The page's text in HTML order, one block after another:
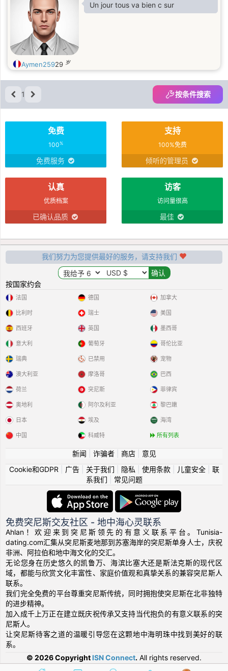
Un jour tous va bien c sur
Aymen25929 岁
1 按条件搜索
免费
100%
免费服务
支持
100%免费
倾听的管理员
认真
优质档案
已确认品质
访客
访问量很高
最佳
我们努力为您提供最好的服务，请支持我们
按国家约会
法国
比利时
西班牙
意大利
瑞典
德国
瑞士
英国
葡萄牙
已禁用
加拿大
美国
墨西哥
哥伦比亚
宠物
澳大利亚
荷兰
奥地利
日本
中国
摩洛哥
突尼斯
阿尔及利亚
埃及
科威特
巴西
菲律宾
黎巴嫩
海湾
所有列表
新闻 诈骗者| 商店| 意见
Cookie和GDPR
广告| 关于我们 隐私 使用条款| 儿童安全| 联
系我们
常见问题
免费突尼斯交友社区 - 地中海心灵联系
Ahlan！欢迎来到突尼斯领先的有意义联系平台。Tunisia-
dating.com汇集从突尼斯麦地那到苏塞海岸的突尼斯单身人士，庆祝
非洲、阿拉伯和地中海文化的交汇。
无论您身在历史悠久的凯鲁万、海滨比塞大还是斯法克斯的现代区
域，都能与欣赏文化丰富性、家庭价值观和真挚关系的兼容突尼斯人
联系。
我们完全免费的平台尊重突尼斯传统，同时拥抱使突尼斯在北非独特
的进步精神。
加入成千上万正在建立既庆祝传承又支持当代抱负的有意义联系的突
尼斯人。
让突尼斯待客之道的温暖引导您在这颗地中海明珠中找到美好的联
系。
© 2026 Copyright ISN Connect. All rights reserved.